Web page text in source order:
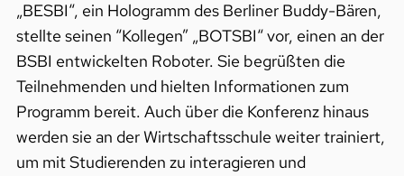
„BESBI“, ein Hologramm des Berliner Buddy-Bären,
stellte seinen “Kollegen” „BOTSBI“ vor, einen an der
BSBI entwickelten Roboter. Sie begrüßten die
Teilnehmenden und hielten Informationen zum
Programm bereit. Auch über die Konferenz hinaus
werden sie an der Wirtschaftsschule weiter trainiert,
um mit Studierenden zu interagieren und